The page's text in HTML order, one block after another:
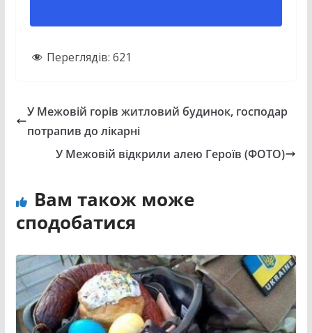
Переглядів: 621
У Межовій горів житловий будинок, господар
потрапив до лікарні
У Межовій відкрили алею Героїв (ФОТО)
Вам також може
сподобатися